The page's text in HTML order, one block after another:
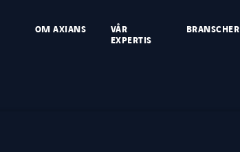
OM AXIANS
VÅR
EXPERTIS
BRANSCHER